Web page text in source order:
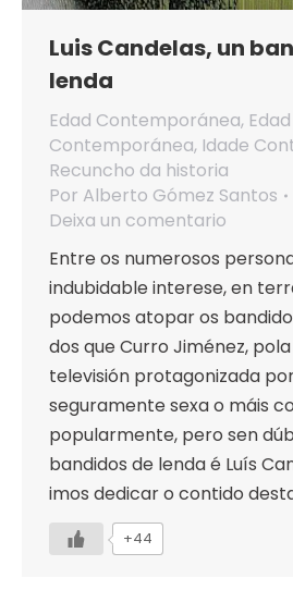
Luis Candelas, un
lenda
Edad Contemporánea, Edad
Contemporánea, Idade
Recuncho da historia
Por Alberto Gómez Santos
Deixa un comentario
Entre os numerosos
indubidable interese, en
podemos atopar os
dos que Curro Jiménez,
televisión protagonizada
seguramente sexa o máis
popularmente, pero sen
bandidos de lenda é Luís
imos dedicar o contido
+44